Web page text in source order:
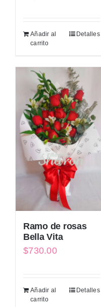
Añadir al
carrito
Detalles
Ramo de rosas
Bella Vita
$730.00
Añadir al
carrito
Detalles